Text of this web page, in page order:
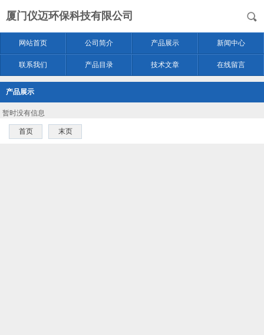
厦门仪迈环保科技有限公司
网站首页 公司简介 产品展示 新闻中心
联系我们 产品目录 技术文章 在线留言
产品展示
暂时没有信息
首页 末页